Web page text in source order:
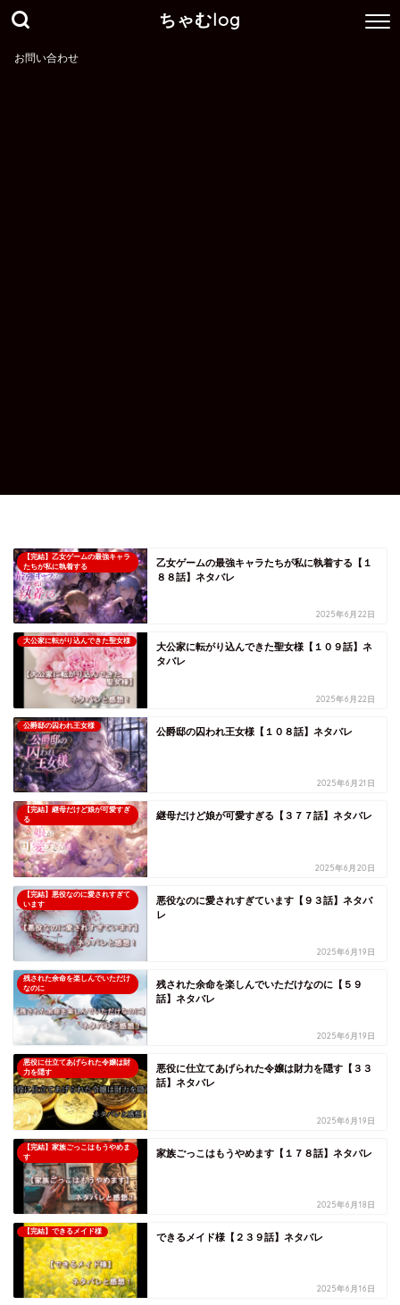
ちゃむlog
お問い合わせ
【完結】乙女ゲームの最強キャラ
たちが私に執着する
乙女ゲームの最強キャラたちが私に執着する【１
８８話】ネタバレ
2025年6月22日
大公家に転がり込んできた聖女様
大公家に転がり込んできた聖女様【１０９話】ネ
タバレ
2025年6月22日
公爵邸の囚われ王女様
公爵邸の囚われ王女様【１０８話】ネタバレ
2025年6月21日
【完結】継母だけど娘が可愛すぎ
る
継母だけど娘が可愛すぎる【３７７話】ネタバレ
2025年6月20日
【完結】悪役なのに愛されすぎて
います
悪役なのに愛されすぎています【９３話】ネタバ
レ
2025年6月19日
残された余命を楽しんでいただけ
なのに
残された余命を楽しんでいただけなのに【５９
話】ネタバレ
2025年6月19日
悪役に仕立てあげられた令嬢は財
力を隠す
悪役に仕立てあげられた令嬢は財力を隠す【３３
話】ネタバレ
2025年6月19日
【完結】家族ごっこはもうやめま
す
家族ごっこはもうやめます【１７８話】ネタバレ
2025年6月18日
【完結】できるメイド様
できるメイド様【２３９話】ネタバレ
2025年6月16日